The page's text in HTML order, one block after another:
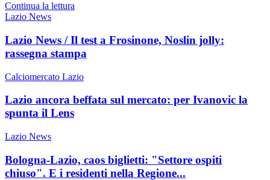
Continua la lettura
Lazio News
Lazio News / Il test a Frosinone, Noslin jolly:
rassegna stampa
Calciomercato Lazio
Lazio ancora beffata sul mercato: per Ivanovic la
spunta il Lens
Lazio News
Bologna-Lazio, caos biglietti: "Settore ospiti
chiuso". E i residenti nella Regione...